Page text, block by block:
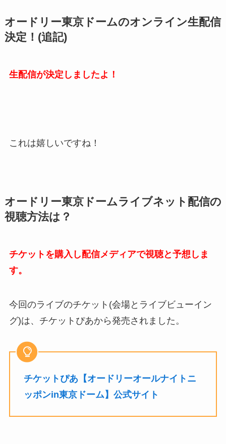
オードリー東京ドームのオンライン生配信
決定！(追記)
生配信が決定しましたよ！
これは嬉しいですね！
オードリー東京ドームライブネット配信の
視聴方法は？
チケットを購入し配信メディアで視聴と予想しま
す。
今回のライブのチケット(会場とライブビューイン
グ)は、チケットぴあから発売されました。
チケットぴあ【オードリーオールナイトニ
ッポンin東京ドーム】公式サイト